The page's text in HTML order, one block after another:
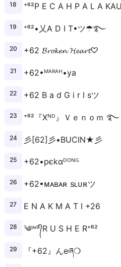
⁺⁶²P E C A H P A L A
⁺⁶²•乂A D I T•ツ☂࿐
+62 𝓑𝓻𝓸𝓴𝓮𝓷 𝓗𝓮𝓪𝓻𝓽♡
+62•ᴹᴬᴿᴬᴴ•ya
+62 B a d G i r l sツ
⁺⁶²『Xᴺᴰ』Ｖｅｎｏｍ ࿐
彡[62]彡•BUCIN★彡
+62•pєkαᴰᴼᴺᴳ
+62•ᴍᴀʙᴀʀ sʟᴜʀツ
E N A K M A T I +26
༄ᶦᶰᵈ᭄R U S H E R⁺⁶²
『+62』んeཞ❍